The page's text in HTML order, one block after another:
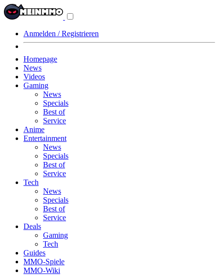
Anmelden / Registrieren
Homepage
News
Videos
Gaming
News
Specials
Best of
Service
Anime
Entertainment
News
Specials
Best of
Service
Tech
News
Specials
Best of
Service
Deals
Gaming
Tech
Guides
MMO-Spiele
MMO-Wiki